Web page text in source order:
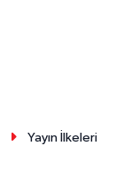
Yayın İlkeleri